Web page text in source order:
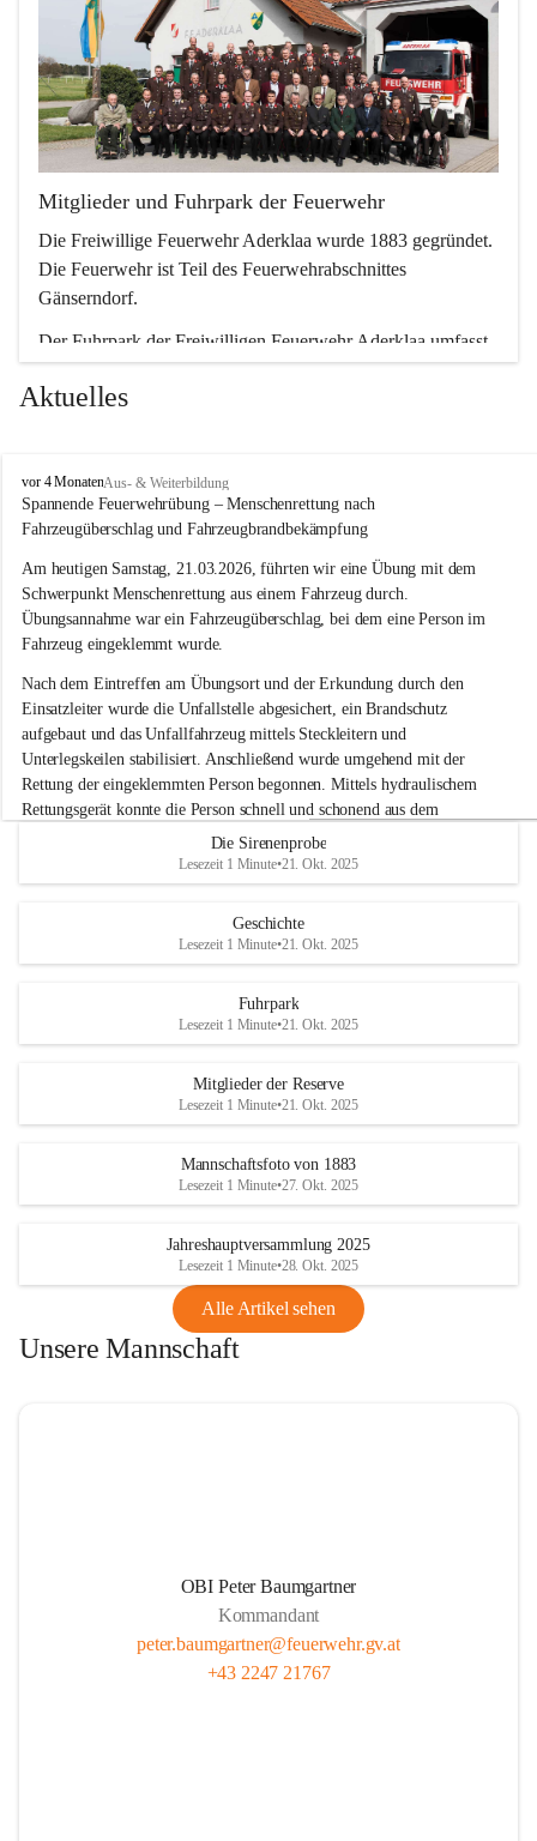
Mitglieder und Fuhrpark der Feuerwehr
Die Freiwillige Feuerwehr Aderklaa wurde 1883 gegründet.
Die Feuerwehr ist Teil des Feuerwehrabschnittes
Gänserndorf.
Der Fuhrpark der Freiwilligen Feuerwehr Aderklaa umfasst
ein RLFA-2000 der Marke Mercedes Artego und ein MTFA
der Marke Mercedes Sprinter. Weiters haben wir noch einen
Aktuelles
F
r
e
w
i
l
l
i
g
e
F
e
u
e
r
w
e
a
vor 4 MonatenAus- & Weiterbildung
Spannende Feuerwehrübung – Menschenrettung nach
Fahrzeugüberschlag und Fahrzeugbrandbekämpfung
Am heutigen Samstag, 21.03.2026, führten wir eine Übung mit dem
Schwerpunkt Menschenrettung aus einem Fahrzeug durch.
Übungsannahme war ein Fahrzeugüberschlag, bei dem eine Person im
Fahrzeug eingeklemmt wurde.
Nach dem Eintreffen am Übungsort und der Erkundung durch den
Einsatzleiter wurde die Unfallstelle abgesichert, ein Brandschutz
aufgebaut und das Unfallfahrzeug mittels Steckleitern und
Unterlegskeilen stabilisiert. Anschließend wurde umgehend mit der
Rettung der eingeklemmten Person begonnen. Mittels hydraulischem
Rettungsgerät konnte die Person schnell und schonend aus dem
Im Anschluss an die technische Übung wurde noch die Bekämpfung
der richtige Umgang mit Handfeuerlöschern besprochen und praktisch
+4
Die Sirenenprobe
Lesezeit 1 Minute•21. Okt. 2025
Geschichte
Lesezeit 1 Minute•21. Okt. 2025
Fuhrpark
Lesezeit 1 Minute•21. Okt. 2025
Mitglieder der Reserve
Lesezeit 1 Minute•21. Okt. 2025
Mannschaftsfoto von 1883
Lesezeit 1 Minute•27. Okt. 2025
Jahreshauptversammlung 2025
Lesezeit 1 Minute•28. Okt. 2025
Alle Artikel sehen
Unsere Mannschaft
OBI Peter Baumgartner
Kommandant
peter.baumgartner@feuerwehr.gv.at
+43 2247 21767